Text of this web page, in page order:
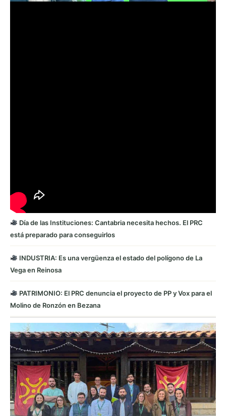
Día de las Instituciones: Cantabria necesita hechos. El PRC
está preparado para conseguirlos
INDUSTRIA: Es una vergüenza el estado del polígono de La
Vega en Reinosa
PATRIMONIO: El PRC denuncia el proyecto de PP y Vox para el
Molino de Ronzón en Bezana